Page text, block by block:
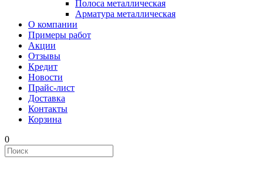
Полоса металлическая
Арматура металлическая
О компании
Примеры работ
Акции
Отзывы
Кредит
Новости
Прайс-лист
Доставка
Контакты
Корзина
0